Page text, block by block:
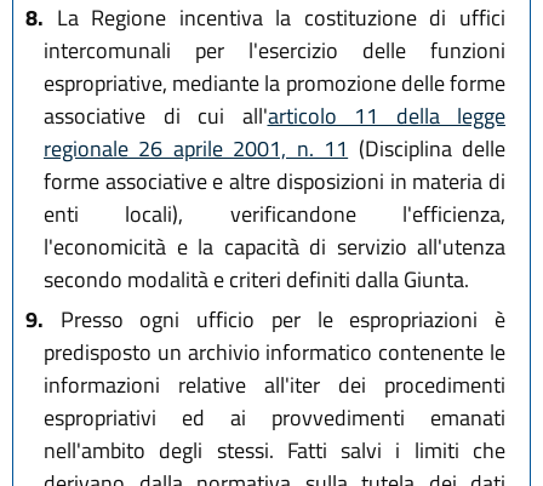
8. La Regione incentiva la costituzione di uffici
intercomunali per l'esercizio delle funzioni
espropriative, mediante la promozione delle forme
associative di cui all'articolo 11 della legge
regionale 26 aprile 2001, n. 11 (Disciplina delle
forme associative e altre disposizioni in materia di
enti locali), verificandone l'efficienza,
l'economicità e la capacità di servizio all'utenza
secondo modalità e criteri definiti dalla Giunta.
9. Presso ogni ufficio per le espropriazioni è
predisposto un archivio informatico contenente le
informazioni relative all'iter dei procedimenti
espropriativi ed ai provvedimenti emanati
nell'ambito degli stessi. Fatti salvi i limiti che